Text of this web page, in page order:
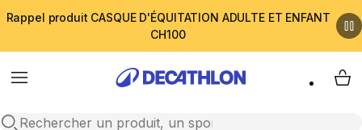
Rappel produit CASQUE D'ÉQUITATION ADULTE ET ENFANT
CH100
Menu
Open search
My